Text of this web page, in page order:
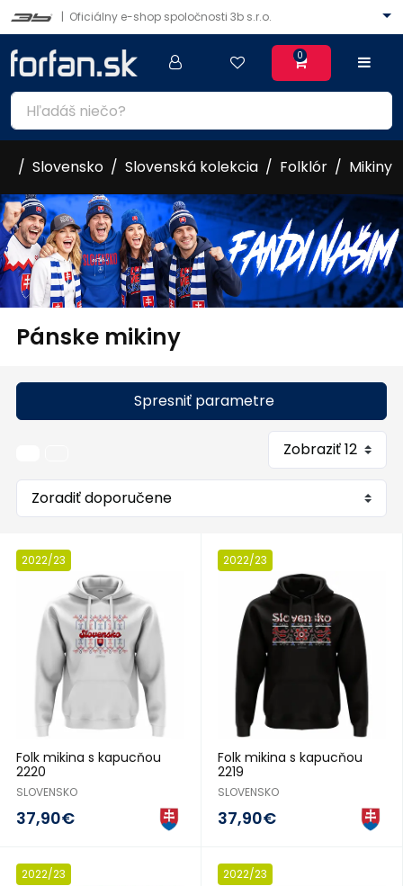
| Oficiálny e-shop spoločnosti 3b s.r.o.
0
Slovensko Slovenská kolekcia Folklór Mikiny
Pánske mikiny
Spresniť parametre
2022/23
Folk mikina s kapucňou
2220
SLOVENSKO
37,90€
2022/23
Folk mikina s kapucňou
2219
SLOVENSKO
37,90€
2022/23 2022/23